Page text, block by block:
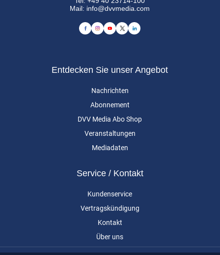
Mail: info@dvvmedia.com
Entdecken Sie unser Angebot
Nachrichten
Abonnement
DVV Media Abo Shop
Veranstaltungen
Mediadaten
Service / Kontakt
Kundenservice
Vertragskündigung
Kontakt
Über uns